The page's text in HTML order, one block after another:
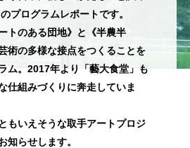
プログラムレポートです。
トのある団地》と《半農半
術の多様な接点をつくることを
ム。2017年より「藝大食堂」も
仕組みづくりに奔走していま
もいえそうな取手アートプロジ
知らせします。